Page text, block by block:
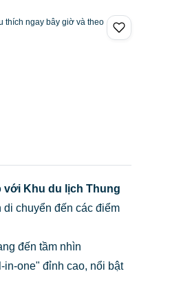
thích ngay bây giờ và theo
với Khu du lịch Thung
di chuyển đến các điểm
đến tầm nhìn
in-one" đỉnh cao, nổi bật